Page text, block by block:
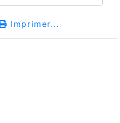
Imprimer...